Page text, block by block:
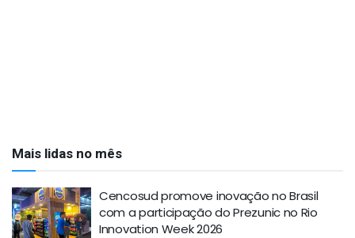
Mais lidas no mês
Cencosud promove inovação no Brasil
com a participação do Prezunic no Rio
Innovation Week 2026